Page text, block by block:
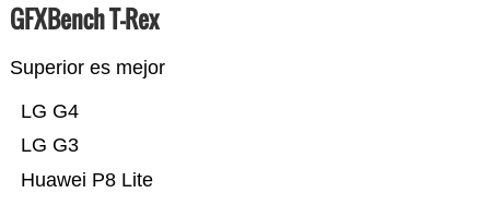
GFXBench T-Rex
Superior es mejor
Huawei P8 Lite
LG G3
LG G4